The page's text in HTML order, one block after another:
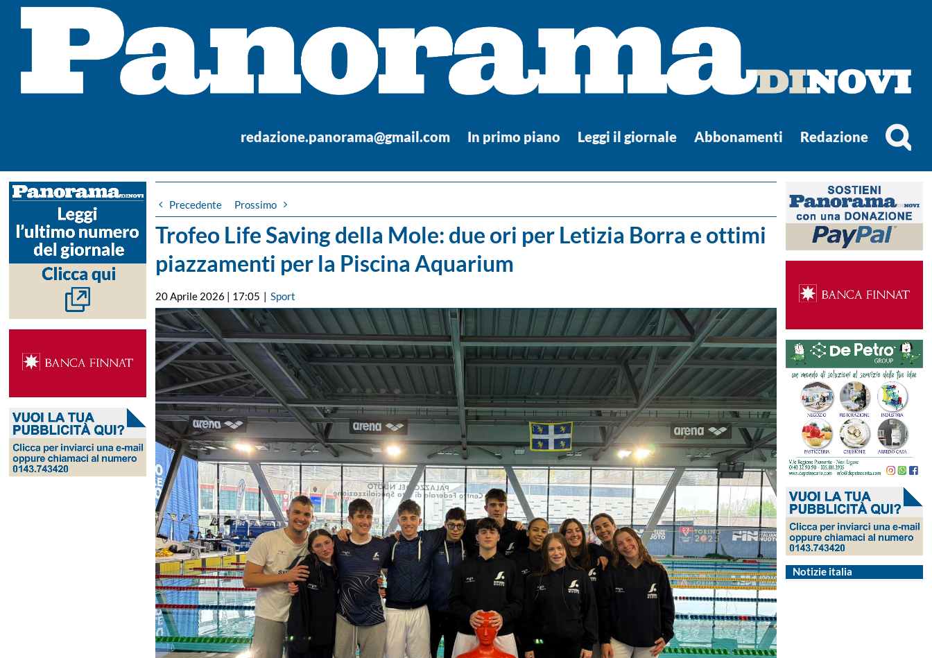
Salta
redazione.panorama@gmail.com In primo piano Leggi il giornale Abbonamenti Redazione
Precedente Prossimo
Trofeo Life Saving della Mole: due ori per Letizia Borra e ottimi
piazzamenti per la Piscina Aquarium
20 Aprile 2026 | 17:05 | Sport
Ingrandisci
immagine
Notizie italia